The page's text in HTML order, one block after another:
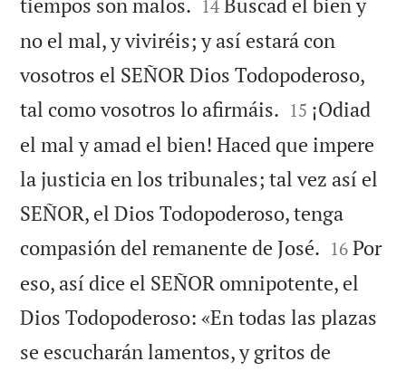
14
no el mal, y viviréis; y así estará con
vosotros el SEÑOR Dios Todopoderoso,
tal como vosotros lo afirmáis. 

15 ¡Odiad
el mal y amad el bien! Haced que impere
la justicia en los tribunales; tal vez así el
SEÑOR, el Dios Todopoderoso, tenga
compasión del remanente de José. 

16 Por
eso, así dice el SEÑOR omnipotente, el
Dios Todopoderoso: «En todas las plazas
se escucharán lamentos, y gritos de